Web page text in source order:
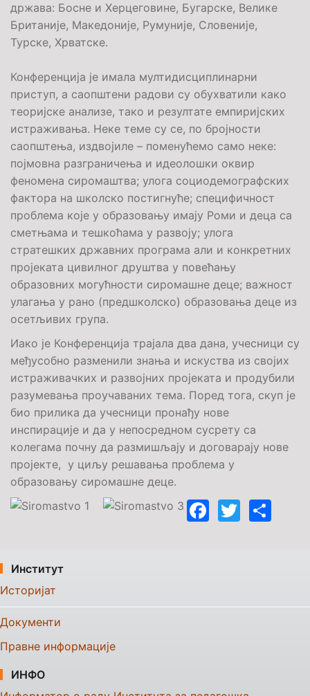
држава: Босне и Херцеговине, Бугарске, Велике
Британије, Македоније, Румуније, Словеније,
Турске, Хрватске.
Конференција је имала мултидисциплинарни
приступ, а саопштени радови су обухватили како
теоријске анализе, тако и резултате емпиријских
истраживања. Неке темe су се, по бројности
саопштења, издвојилe – поменућемо само неке:
појмовна разграничења и идеолошки оквир
феномена сиромаштва; улога социодемографских
фактора на школско постигнуће; специфичност
проблема које у образовању имају Роми и деца са
сметњама и тешкоћама у развоју; улога
стратешких државних програма али и конкретних
пројеката цивилног друштва у повећању
образовних могућности сиромашне деце; важност
улагања у рано (предшколско) образовања деце из
осетљивих група.
Иако је Конференција трајала два дана, учесници су
међусобно разменили знања и искуства из својих
истраживачких и развојних пројеката и продубили
разумевања проучаваних тема. Поред тога, скуп је
био прилика да учесници пронађу нове
инспирације и да у непосредном сусрету са
колегама почну да размишљају и договарају нове
пројекте, у циљу решавања проблема у
образовању сиромашне деце.
Институт
Историјат
Документи
Правне информације
ИНФО